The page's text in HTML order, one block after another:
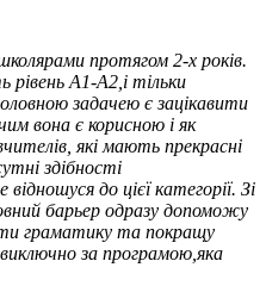
протягом 2-х років.
А1-А2,і тільки
задачею є зацікавити
вона є корисною і як
які мають прекрасні
здібності
до цієї категорії. Зі
барьер одразу допоможу
граматику та покращу
за програмою,яка